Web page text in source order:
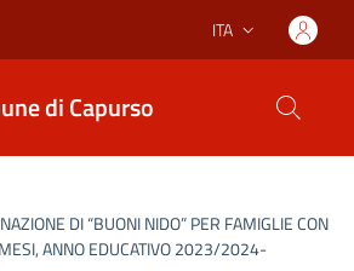
Lingua attiva:
ITA
di Capurso
DI “BUONI NIDO” PER FAMIGLIE CON
MESI, ANNO EDUCATIVO 2023/2024-